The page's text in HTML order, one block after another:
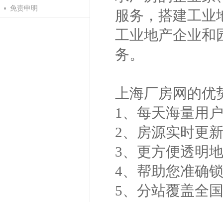
免责申明
服务，搭建工业
工业地产企业和
务。
上海厂房网的
1、每天海量用
2、房源实时更
3、更方便透明
4、帮助您准确
5、分站覆盖全